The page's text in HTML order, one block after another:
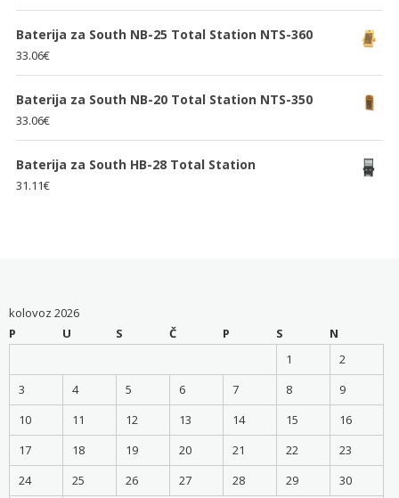
Baterija za South NB-25 Total Station NTS-360
33.06€
Baterija za South NB-20 Total Station NTS-350
33.06€
Baterija za South HB-28 Total Station
31.11€
kolovoz 2026
P
U S Č P S
N
1
2
3
4 5 6 7 8
9
10
11 12 13 14 15
16
17
18 19 20 21 22
23
24
25 26 27 28 29
30